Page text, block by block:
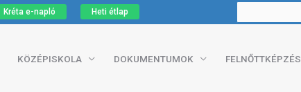
Kréta e-napló Heti étlap
KÖZÉPISKOLA DOKUMENTUMOK FELNŐTTKÉPZÉS